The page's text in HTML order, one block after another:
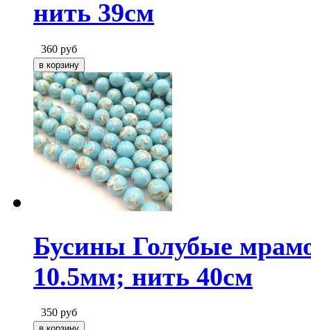
нить 39см
360 руб
Бусины Голубые
10.5мм; нить 40см
350 руб